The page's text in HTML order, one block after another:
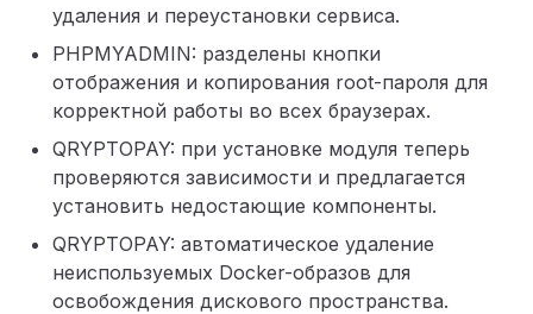
удаления и переустановки сервиса.
PHPMYADMIN: разделены кнопки
отображения и копирования root-пароля для
корректной работы во всех браузерах.
QRYPTOPAY: при установке модуля теперь
проверяются зависимости и предлагается
установить недостающие компоненты.
QRYPTOPAY: автоматическое удаление
неиспользуемых Docker-образов для
освобождения дискового пространства.